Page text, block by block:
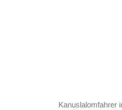
Kanuslalomfahrer